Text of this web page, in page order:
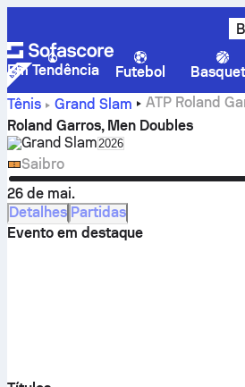
Em Tendência Futebol
Tênis
Grand Slam
ATP Roland
placares ao vivo, resultados e
Roland Garros, Men Doubles
Grand SlamSelect season in
2026
Saibro
26 de mai.
Detalhes Partidas
Evento em destaque